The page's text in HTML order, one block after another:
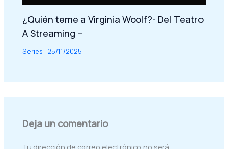
¿Quién teme a Virginia Woolf?- Del Teatro
A Streaming –
Series | 25/11/2025
Deja un comentario
Tu dirección de correo electrónico no será